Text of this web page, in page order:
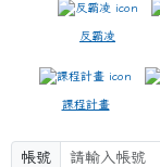
反霸凌
課程計畫
帳號